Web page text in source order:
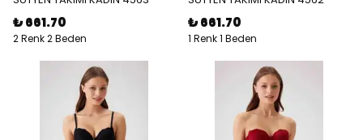
₺ 661.70
2 Renk 2 Beden
₺ 661.70
1 Renk 1 Beden